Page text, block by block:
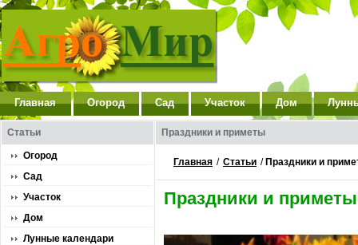
Главная Огород Сад Участок Дом
Статьи
Огород
Сад
Участок
Дом
Лунные календари
Праздники и приметы
Главная / Статьи / Праздники и
Праздники и приметы